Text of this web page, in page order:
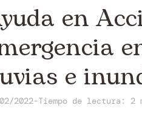
en
e
2022-Tiempo de lectura: 2